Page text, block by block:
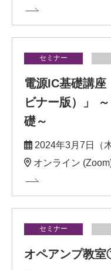
セミナー
電源IC基礎講座
ビナー版）」
礎～
2024年3月7日（
オンライン
セミナー
オペアンプ教